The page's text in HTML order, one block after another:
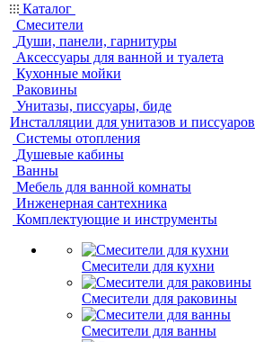
Каталог
Смесители
Души, панели, гарнитуры
Аксессуары для ванной и туалета
Кухонные мойки
Раковины
Унитазы, писсуары, биде
Инсталляции для унитазов и писсуаров
Системы отопления
Душевые кабины
Ванны
Мебель для ванной комнаты
Инженерная сантехника
Комплектующие и инструменты
Смесители для кухни
Смесители для раковины
Смесители для ванны